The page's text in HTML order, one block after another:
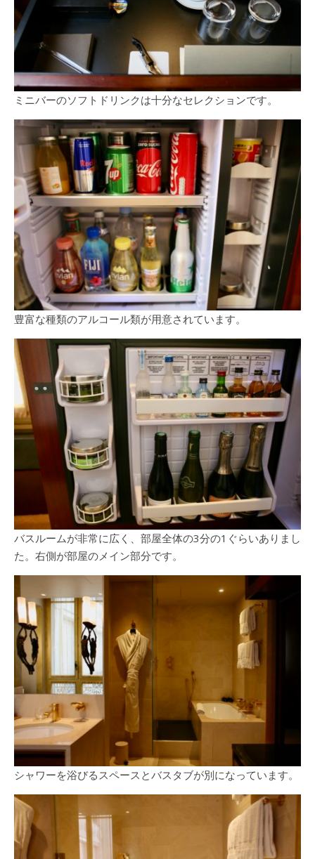
ミニバーのソフトドリンクは十分なセレクションです。
豊富な種類のアルコール類が用意されています。
バスルームが非常に広く、部屋全体の3分の1ぐらいありまし
た。右側が部屋のメイン部分です。
シャワーを浴びるスペースとバスタブが別になっています。